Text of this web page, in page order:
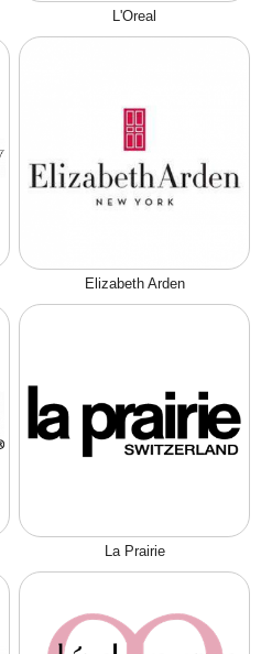
L'Oreal
Elizabeth Arden
La Prairie